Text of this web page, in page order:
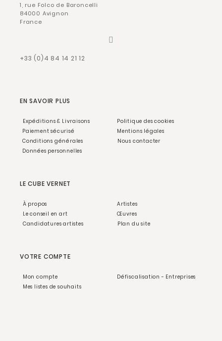
1, rue Folco de Baroncelli
84000 Avignon
France
+33 (0)4 84 14 21 12
EN SAVOIR PLUS
Expéditions & Livraisons
Paiement sécurisé
Conditions générales
Données personnelles
Politique des cookies
Mentions légales
Nous contacter
LE CUBE VERNET
À propos
Le conseil en art
Candidatures artistes
Artistes
Œuvres
Plan du site
VOTRE COMPTE
Mon compte
Mes listes de souhaits
Défiscalisation - Entreprises